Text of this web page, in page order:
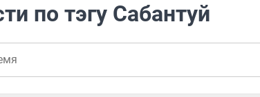
по тэгу Сабантуй